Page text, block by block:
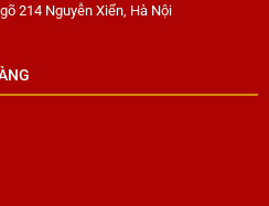
214 Nguyễn Xiển, Hà Nội